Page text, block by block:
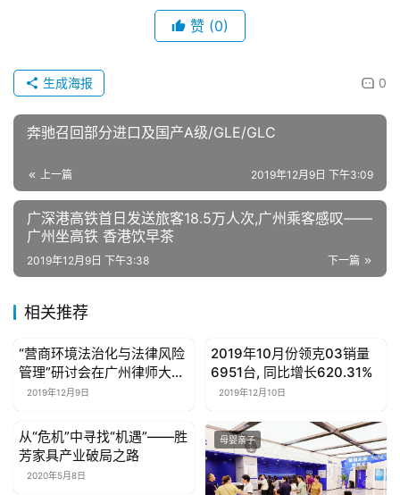
赞 (0)
0
生成海报
奔驰召回部分进口及国产A级/GLE/GLC
上一篇 2019年12月9日 下午3:09
广深港高铁首日发送旅客18.5万人次,广州乘客感叹——
广州坐高铁 香港饮早茶
下一篇
2019年12月9日 下午3:38
相关推荐
母婴亲子
“营商环境法治化与法律风险
管理”研讨会在广州律师大厦
成功举行
2019年12月9日
母婴亲子
2019年10月份领克03销量
6951台, 同比增长620.31%
2019年12月10日
母婴亲子
从“危机”中寻找“机遇”——胜
芳家具产业破局之路
2020年5月8日
母婴亲子